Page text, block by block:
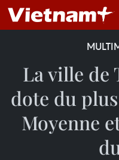
La ville de
dote du
Moyenne